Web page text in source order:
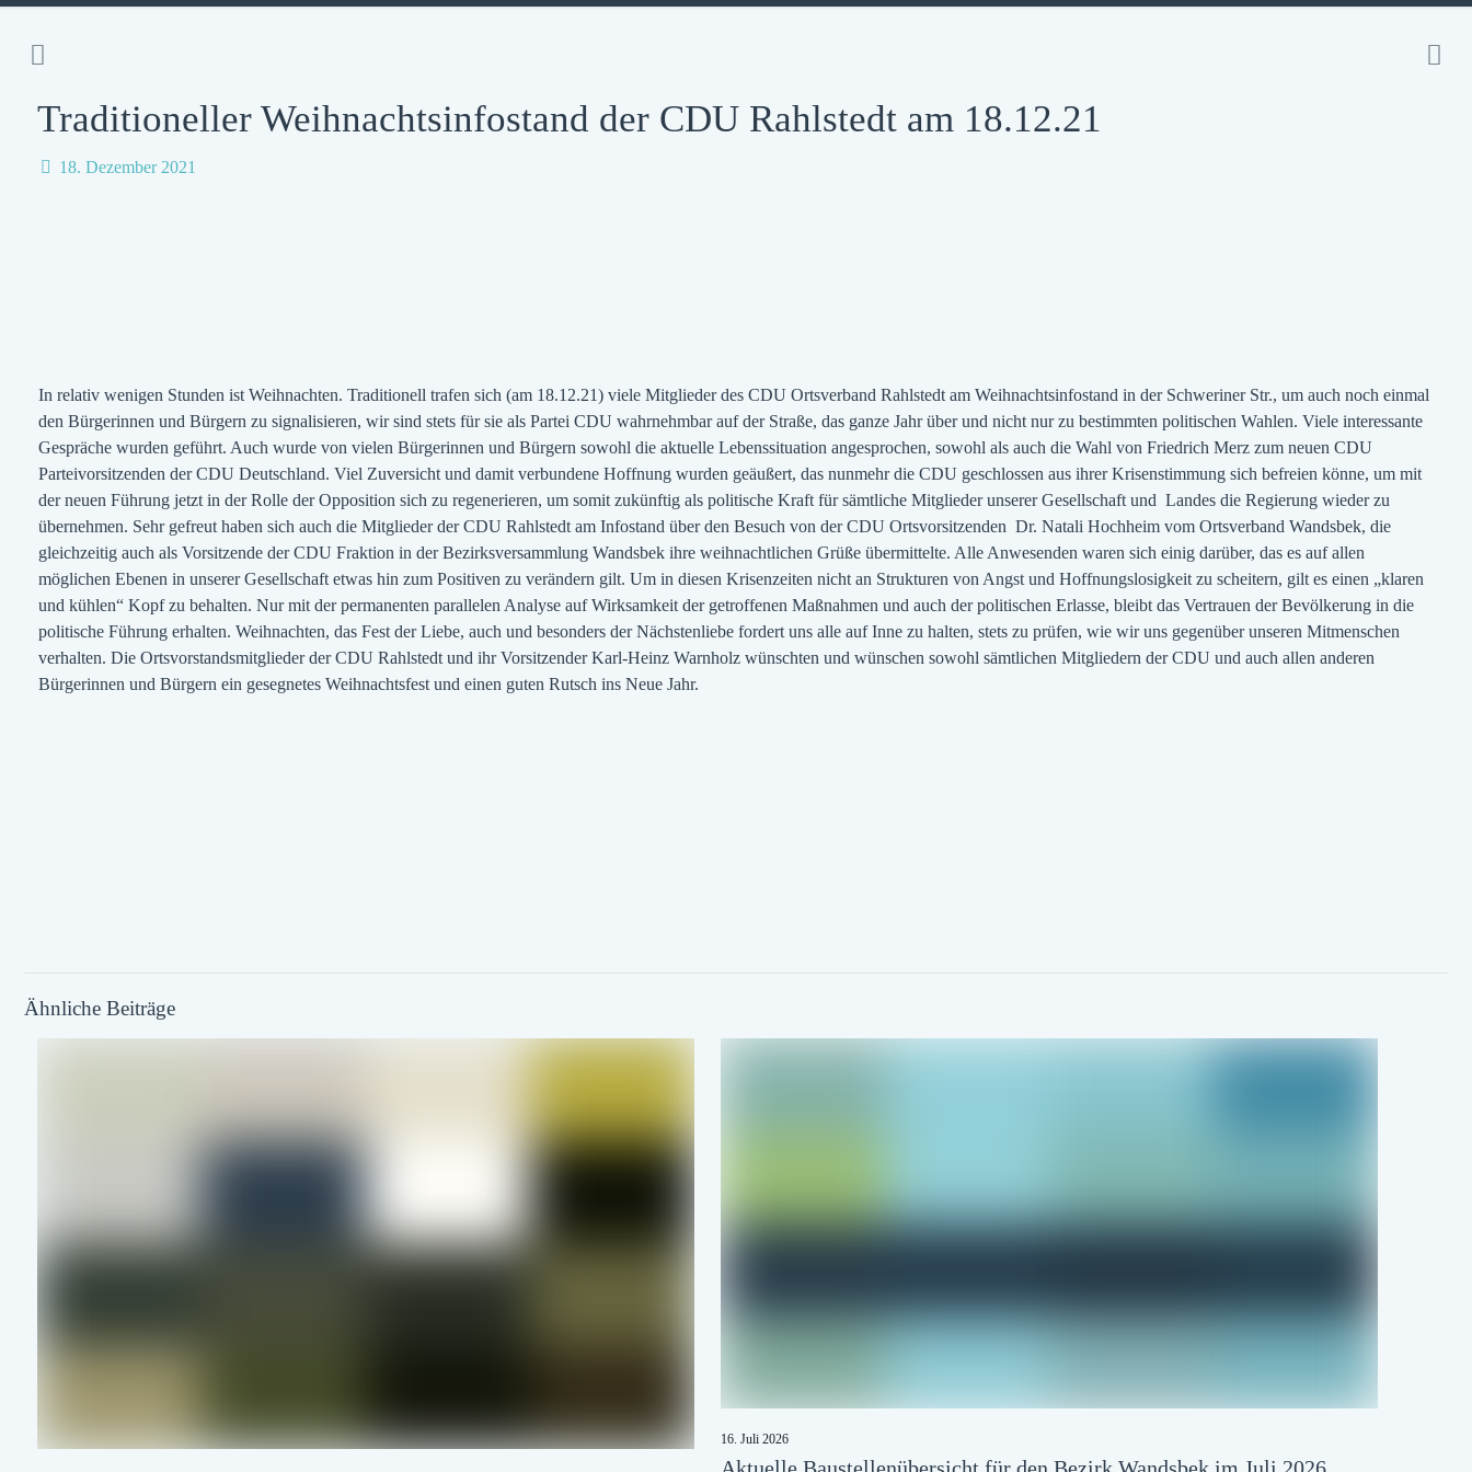
Traditioneller Weihnachtsinfostand der CDU Rahlstedt am 18.12.21
18. Dezember 2021
In relativ wenigen Stunden ist Weihnachten. Traditionell trafen sich (am 18.12.21) viele Mitglieder des CDU Ortsverband Rahlstedt am Weihnachtsinfostand in der Schweriner Str., um auch noch einmal
den Bürgerinnen und Bürgern zu signalisieren, wir sind stets für sie als Partei CDU wahrnehmbar auf der Straße, das ganze Jahr über und nicht nur zu bestimmten politischen Wahlen. Viele interessante
Gespräche wurden geführt. Auch wurde von vielen Bürgerinnen und Bürgern sowohl die aktuelle Lebenssituation angesprochen, sowohl als auch die Wahl von Friedrich Merz zum neuen CDU
Parteivorsitzenden der CDU Deutschland. Viel Zuversicht und damit verbundene Hoffnung wurden geäußert, das nunmehr die CDU geschlossen aus ihrer Krisenstimmung sich befreien könne, um mit
der neuen Führung jetzt in der Rolle der Opposition sich zu regenerieren, um somit zukünftig als politische Kraft für sämtliche Mitglieder unserer Gesellschaft und Landes die Regierung wieder zu
übernehmen. Sehr gefreut haben sich auch die Mitglieder der CDU Rahlstedt am Infostand über den Besuch von der CDU Ortsvorsitzenden Dr. Natali Hochheim vom Ortsverband Wandsbek, die
gleichzeitig auch als Vorsitzende der CDU Fraktion in der Bezirksversammlung Wandsbek ihre weihnachtlichen Grüße übermittelte. Alle Anwesenden waren sich einig darüber, das es auf allen
möglichen Ebenen in unserer Gesellschaft etwas hin zum Positiven zu verändern gilt. Um in diesen Krisenzeiten nicht an Strukturen von Angst und Hoffnungslosigkeit zu scheitern, gilt es einen „klaren
und kühlen“ Kopf zu behalten. Nur mit der permanenten parallelen Analyse auf Wirksamkeit der getroffenen Maßnahmen und auch der politischen Erlasse, bleibt das Vertrauen der Bevölkerung in die
politische Führung erhalten. Weihnachten, das Fest der Liebe, auch und besonders der Nächstenliebe fordert uns alle auf Inne zu halten, stets zu prüfen, wie wir uns gegenüber unseren Mitmenschen
verhalten. Die Ortsvorstandsmitglieder der CDU Rahlstedt und ihr Vorsitzender Karl-Heinz Warnholz wünschten und wünschen sowohl sämtlichen Mitgliedern der CDU und auch allen anderen
Bürgerinnen und Bürgern ein gesegnetes Weihnachtsfest und einen guten Rutsch ins Neue Jahr.
Ähnliche Beiträge
16. Juli 2026
Aktuelle Baustellenübersicht für den Bezirk Wandsbek im Juli 2026